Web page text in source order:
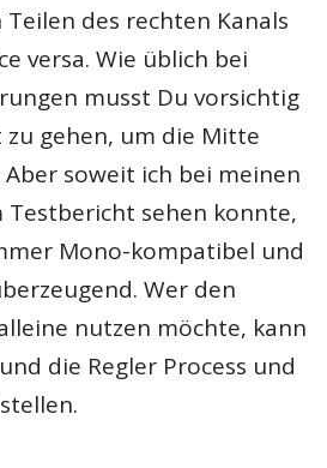
des rechten Kanals
versa. Wie üblich bei
musst Du vorsichtig
gehen, um die Mitte
soweit ich bei meinen
Testbericht sehen konnte,
Mono-kompatibel und
Wer den
nutzen möchte, kann
die Regler Process und